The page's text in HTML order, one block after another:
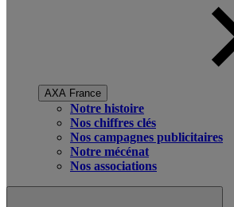
AXA France
Notre histoire
Nos chiffres clés
Nos campagnes publicitaires
Notre mécénat
Nos associations